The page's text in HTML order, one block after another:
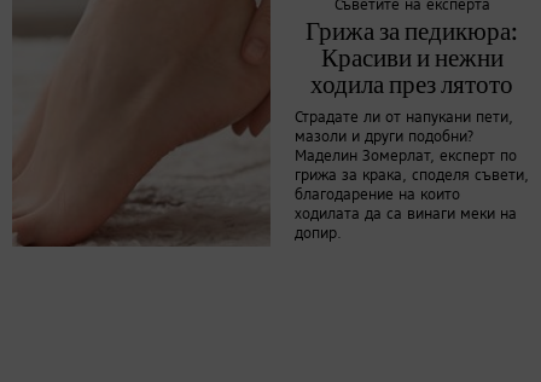
Съветите на експерта
Грижа за педикюра:
Красиви и нежни
ходила през лятото
Страдате ли от напукани пети,
мазоли и други подобни?
Маделин Зомерлат, експерт по
грижа за крака, споделя съвети,
благодарение на които
ходилата да са винаги меки на
допир.